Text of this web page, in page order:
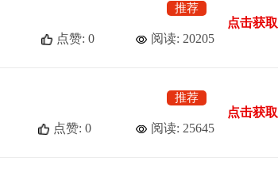
推荐
点赞: 0 阅读: 20205
点击获取
推荐
点赞: 0 阅读: 25645
点击获取